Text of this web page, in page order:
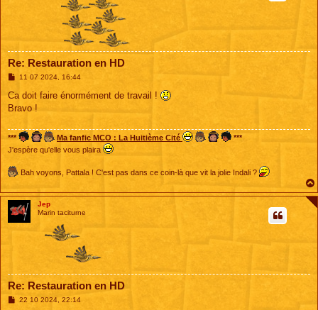
Re: Restauration en HD
M
s
a
11 07 2024, 16:44
Ca doit faire énormément de travail !
Bravo !
*** Ma fanfic MCO : La Huitième Cité
***
J'espère qu'elle vous plaira
Bah voyons, Pattala ! C'est pas dans ce coin-là que vit la jolie Indali ?
Jep
Marin taciturne
Re: Restauration en HD
M22 10 2024, 22:14